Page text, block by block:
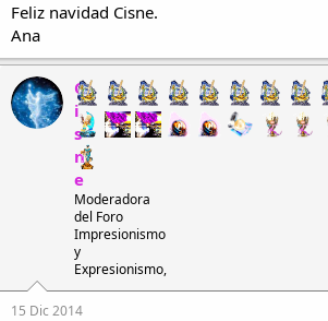
Ana Cevallos Carrión
Loja, 12 de diciembre del
¡¡Navidad feliz!!
cantan los pastores,
tocan sus tambores
¡¡feliz navidad!!
Es tibio el pesebre
Feliz navidad Cisne.
Ana
C
i
s
n
e
Moderadora
del Foro
Impresionismo
y
Expresionismo,
15 Dic 2014